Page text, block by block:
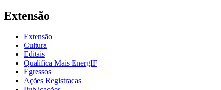
Extensão
Extensão
Cultura
Editais
Qualifica Mais EnergIF
Egressos
Ações Registradas